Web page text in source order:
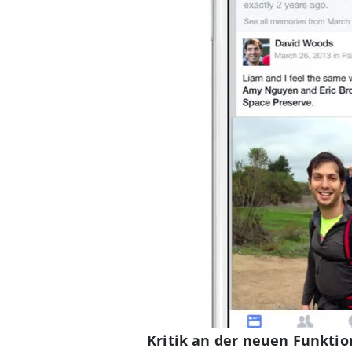
Kritik an der neuen